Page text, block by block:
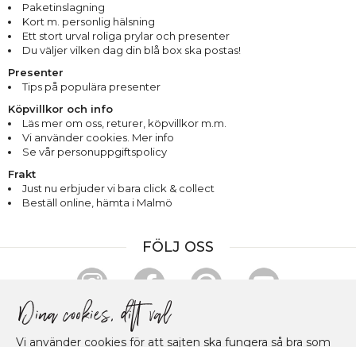
Vi använder cookies för att sajten ska fungera så bra som
Paketinslagning
Kort m. personlig hälsning
Ett stort urval roliga prylar och presenter
Du väljer vilken dag din blå box ska postas!
Presenter
Tips på populära presenter
Köpvillkor och info
Läs mer om oss returer köpvillkor m.m.
Vi använder cookies. Mer info
Se vår personuppgiftspolicy
Frakt
Just nu erbjuder vi bara click & collect
Beställ online, hämta i Malmö
FÖLJ OSS
HANDLA & BETALA TRYGGT